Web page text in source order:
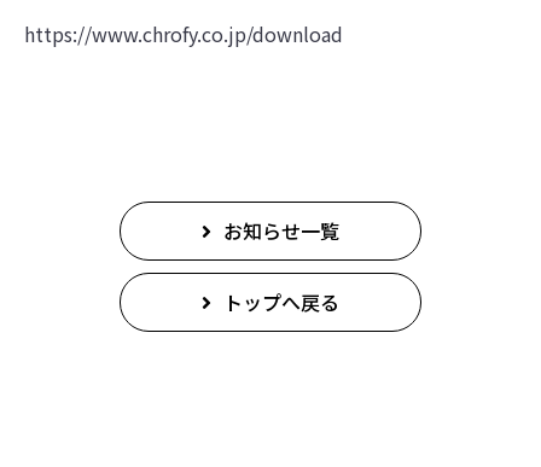
https://www.chrofy.co.jp/download
お知らせ一覧
トップへ戻る